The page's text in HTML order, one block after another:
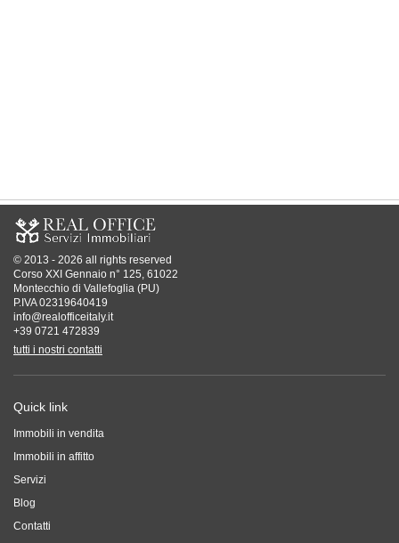
© 2013 - 2026 all rights reserved
Corso XXI Gennaio n° 125, 61022
Montecchio di Vallefoglia (PU)
P.IVA 02319640419
info@realofficeitaly.it
+39 0721 472839
tutti i nostri contatti
Quick link
Immobili in vendita
Immobili in affitto
Servizi
Blog
Contatti